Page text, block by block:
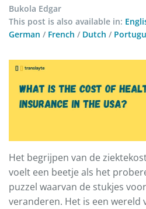
Bukola Edgar
This post is also available in:
German / French / Dutch /
Het begrijpen van de
voelt een beetje als het
puzzel waarvan de stukjes
veranderen. Het is een wereld